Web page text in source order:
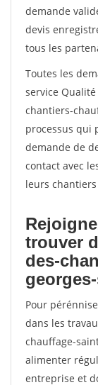
demande
devis
tous les
Toutes les
service
chantiers-
processus qui
demande de
contact avec
leurs
trouver
des-
Pour
dans les
chauffage-
alimenter
entreprise et